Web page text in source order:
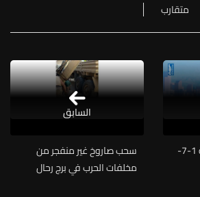
متقارب
مقدمة النشرة المسائية 1-7-
سحب صاروخ غير منفجر من
مخلفات الحرب في برج رحال
السابق